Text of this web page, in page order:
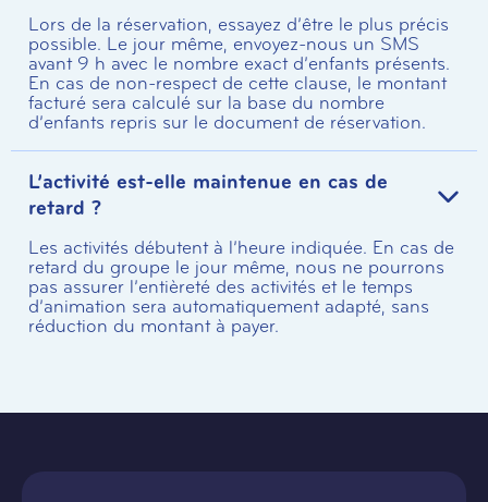
Lors de la réservation, essayez d’être le plus précis
possible. Le jour même, envoyez-nous un SMS
avant 9 h avec le nombre exact d’enfants présents.
En cas de non-respect de cette clause, le montant
facturé sera calculé sur la base du nombre
d’enfants repris sur le document de réservation.
L’activité est-elle maintenue en cas de
retard ?
Les activités débutent à l’heure indiquée. En cas de
retard du groupe le jour même, nous ne pourrons
pas assurer l’entièreté des activités et le temps
d’animation sera automatiquement adapté, sans
réduction du montant à payer.